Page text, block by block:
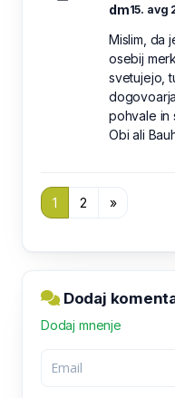
dm15. avg
Mislim, da
osebij
svetujejo,
pohvale in
Obi ali
1 2 »
Dodaj
Dodaj mnenje